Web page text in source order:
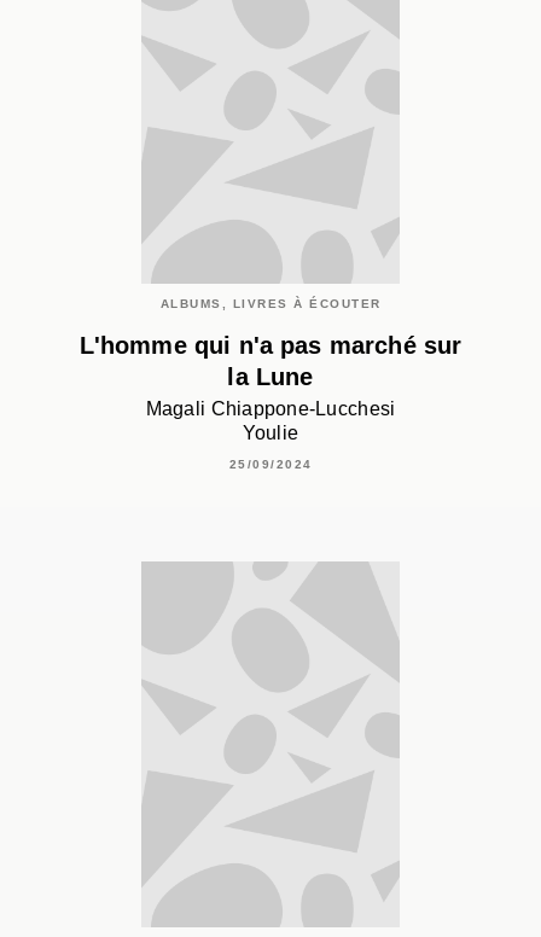
ALBUMS, LIVRES À ÉCOUTER
L'homme qui n'a pas marché sur
la Lune
Magali Chiappone-Lucchesi
Youlie
25/09/2024